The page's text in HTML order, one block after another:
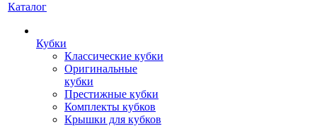
Каталог
Кубки
Классические кубки
Оригинальные
кубки
Престижные кубки
Комплекты кубков
Крышки для кубков